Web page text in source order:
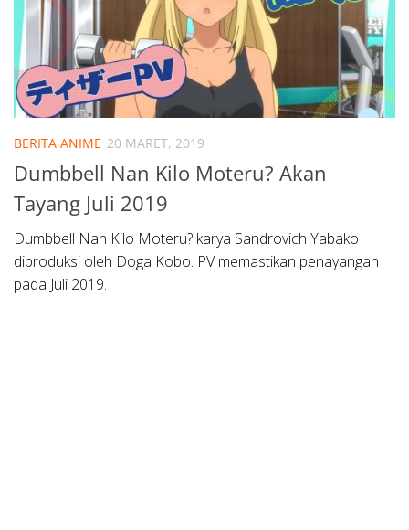
BERITA ANIME 20 MARET, 2019
Dumbbell Nan Kilo Moteru? Akan
Tayang Juli 2019
Dumbbell Nan Kilo Moteru? karya Sandrovich Yabako
diproduksi oleh Doga Kobo. PV memastikan penayangan
pada Juli 2019.